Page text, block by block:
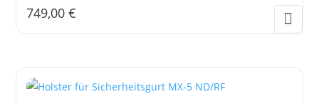
werden
749,00€